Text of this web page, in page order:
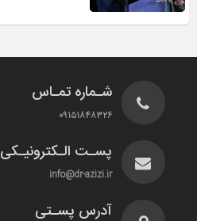
شـماره تمـاس
۰۹۱۵۱۸۴۸۳۲۶
پسـت الـکترونیـکی
info@dr-azizi.ir
آدرس پسـتی